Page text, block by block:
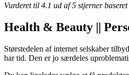
Vurderet til 4.1 ud af 5 stjerner
Health & Beauty ||
Størstedelen af internet selskaber
har tid. Den er jo særdeles